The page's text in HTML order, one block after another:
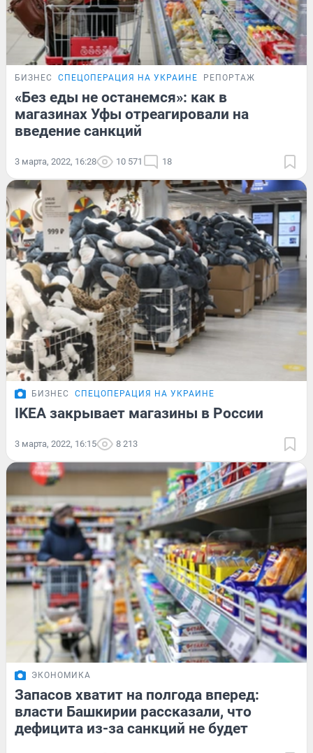
БИЗНЕС СПЕЦОПЕРАЦИЯ НА УКРАИНЕ РЕПОРТАЖ
«Без еды не останемся»: как в
магазинах Уфы отреагировали на
введение санкций
3 марта, 2022, 16:28 10 571 18
БИЗНЕС СПЕЦОПЕРАЦИЯ НА УКРАИНЕ
IKEA закрывает магазины в России
3 марта, 2022, 16:15 8 213
ЭКОНОМИКА
Запасов хватит на полгода вперед:
власти Башкирии рассказали, что
дефицита из-за санкций не будет